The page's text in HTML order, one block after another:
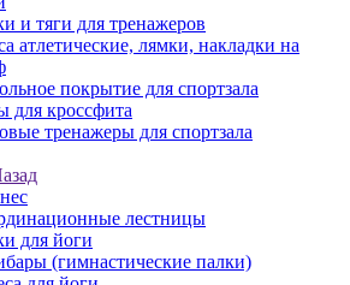
и тяги для тренажеров
атлетические, лямки, накладки на
покрытие для спортзала
для кроссфита
тренажеры для спортзала
лестницы
для йоги
(гимнастические палки)